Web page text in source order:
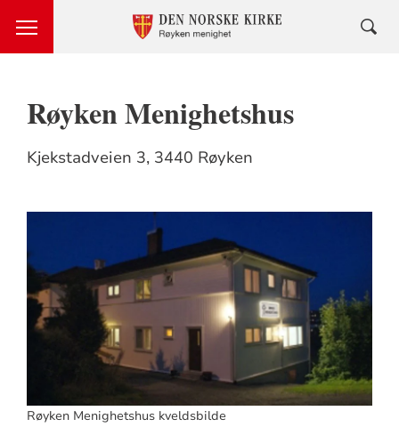
Røyken Menighetshus
Kjekstadveien 3, 3440 Røyken
Røyken Menighetshus kveldsbilde